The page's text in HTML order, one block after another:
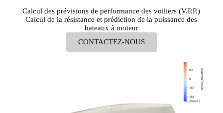
Calcul des prévisions de performance des voiliers (V.P.P.)
Calcul de la résistance et prédiction de la puissance des
bateaux à moteur
CONTACTEZ-NOUS